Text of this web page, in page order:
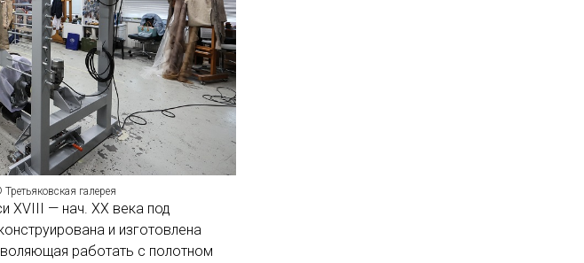
галерея
XVIII — нач. XX века под
и изготовлена
работать с полотном